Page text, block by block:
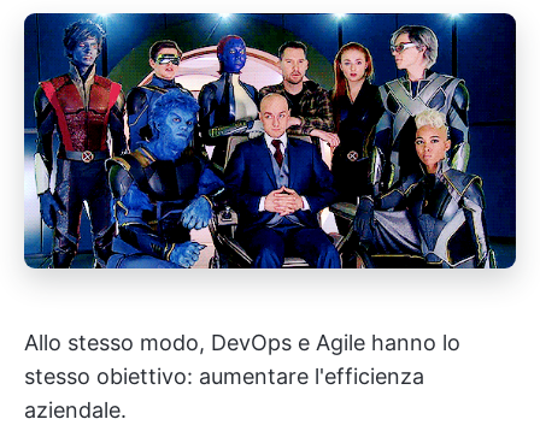
Allo stesso modo, DevOps e Agile hanno lo
stesso obiettivo: aumentare l'efficienza
aziendale.